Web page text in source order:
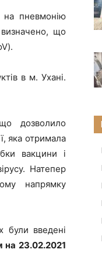
на пневмонію
визначено, що
в м. Ухані.
дозволило
яка отримала
вакцини і
Натепер
напрямку
були введені
на 23.02.2021